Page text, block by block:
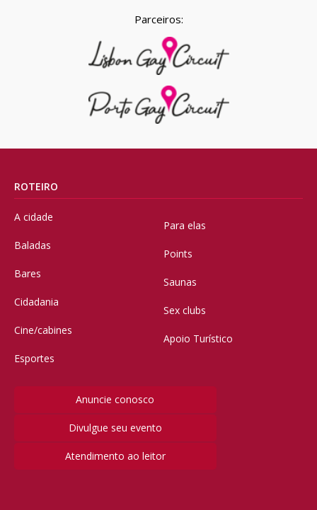
Parceiros:
ROTEIRO
A cidade
Baladas
Bares
Cidadania
Cine/cabines
Esportes
Para elas
Points
Saunas
Sex clubs
Apoio Turístico
Anuncie conosco
Divulgue seu evento
Atendimento ao leitor